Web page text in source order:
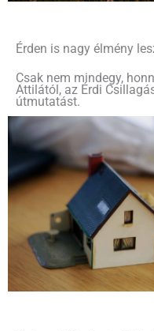
Érden is nagy élmény
Csak nem mindegy,
Attilától, az Érdi
útmutatást.